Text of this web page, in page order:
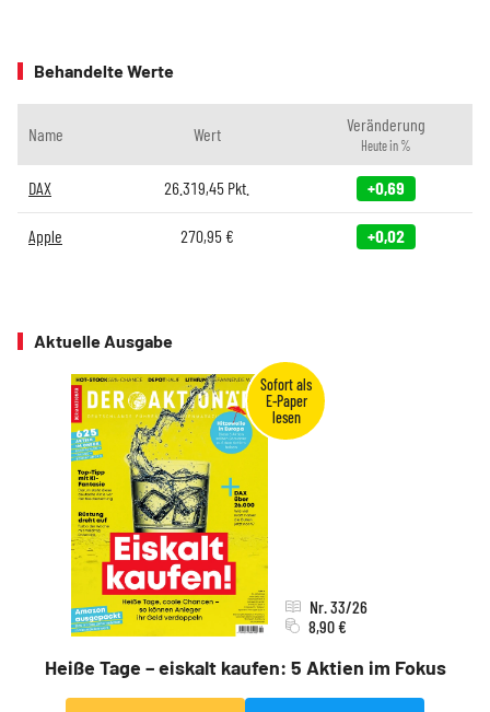
Behandelte Werte
Name Wert Veränderung
Heute in %
DAX 26.319,45 Pkt. +0,69
Apple 270,95€ +0,02
Aktuelle Ausgabe
Heiße Tage – eiskalt kaufen: 5 Aktien im Fokus
Nr. 33/26
8,90 €